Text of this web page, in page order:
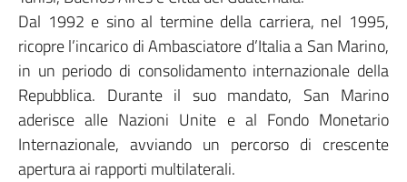
Dal 1992 e sino al termine della carriera, nel 1995,
ricopre l’incarico di Ambasciatore d’Italia a San Marino,
in un periodo di consolidamento internazionale della
Repubblica. Durante il suo mandato, San Marino
aderisce alle Nazioni Unite e al Fondo Monetario
Internazionale, avviando un percorso di crescente
apertura ai rapporti multilaterali.